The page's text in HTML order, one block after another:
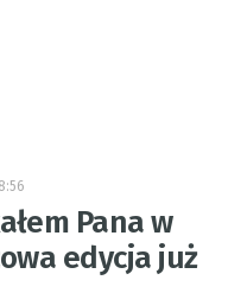
Pana w
edycja już